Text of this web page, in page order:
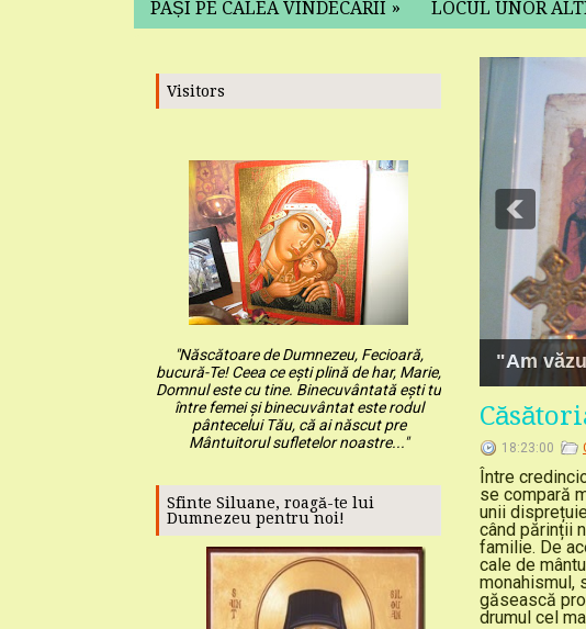
PAȘI PE CALEA VINDECARII » LOCUL UNOR
Visitors
"Născătoare de Dumnezeu, Fecioară,
bucură-Te! Ceea ce ești plină de har, Marie,
Domnul este cu tine. Binecuvântată ești tu
între femei și binecuvântat este rodul
pântecelui Tău, că ai născut pre
Mântuitorul sufletelor noastre..."
Sfinte Siluane, roagă-te lui
Dumnezeu pentru noi!
"Am
3 4 5
18:23:00
Între
se compară
unii
când părinții
familie. De
cale de
monahismul,
găsească
drumul cel